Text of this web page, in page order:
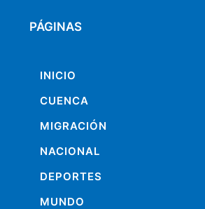
PÁGINAS
INICIO
CUENCA
MIGRACIÓN
NACIONAL
DEPORTES
MUNDO